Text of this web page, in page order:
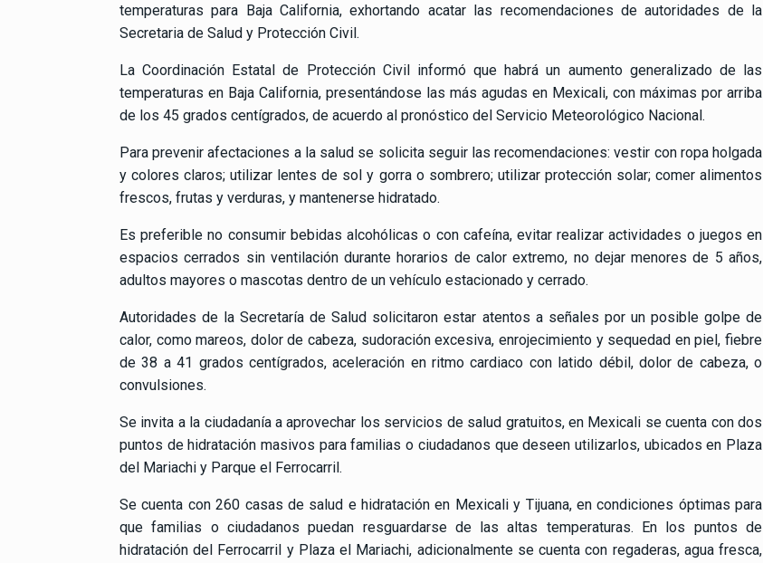
temperaturas para Baja California, exhortando acatar las recomendaciones de autoridades de la
Secretaria de Salud y Protección Civil.
La Coordinación Estatal de Protección Civil informó que habrá un aumento generalizado de las
temperaturas en Baja California, presentándose las más agudas en Mexicali, con máximas por arriba
de los 45 grados centígrados, de acuerdo al pronóstico del Servicio Meteorológico Nacional.
Para prevenir afectaciones a la salud se solicita seguir las recomendaciones: vestir con ropa holgada
y colores claros; utilizar lentes de sol y gorra o sombrero; utilizar protección solar; comer alimentos
frescos, frutas y verduras, y mantenerse hidratado.
Es preferible no consumir bebidas alcohólicas o con cafeína, evitar realizar actividades o juegos en
espacios cerrados sin ventilación durante horarios de calor extremo, no dejar menores de 5 años,
adultos mayores o mascotas dentro de un vehículo estacionado y cerrado.
Autoridades de la Secretaría de Salud solicitaron estar atentos a señales por un posible golpe de
calor, como mareos, dolor de cabeza, sudoración excesiva, enrojecimiento y sequedad en piel, fiebre
de 38 a 41 grados centígrados, aceleración en ritmo cardiaco con latido débil, dolor de cabeza, o
convulsiones.
Se invita a la ciudadanía a aprovechar los servicios de salud gratuitos, en Mexicali se cuenta con dos
puntos de hidratación masivos para familias o ciudadanos que deseen utilizarlos, ubicados en Plaza
del Mariachi y Parque el Ferrocarril.
Se cuenta con 260 casas de salud e hidratación en Mexicali y Tijuana, en condiciones óptimas para
que familias o ciudadanos puedan resguardarse de las altas temperaturas. En los puntos de
hidratación del Ferrocarril y Plaza el Mariachi, adicionalmente se cuenta con regaderas, agua fresca,